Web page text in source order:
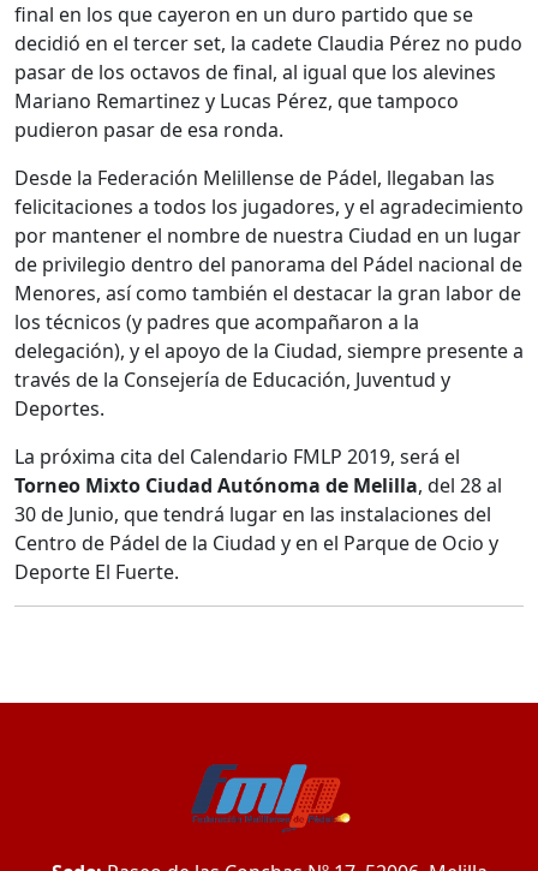
final en los que cayeron en un duro partido que se
decidió en el tercer set, la cadete Claudia Pérez no pudo
pasar de los octavos de final, al igual que los alevines
Mariano Remartinez y Lucas Pérez, que tampoco
pudieron pasar de esa ronda.
Desde la Federación Melillense de Pádel, llegaban las
felicitaciones a todos los jugadores, y el agradecimiento
por mantener el nombre de nuestra Ciudad en un lugar
de privilegio dentro del panorama del Pádel nacional de
Menores, así como también el destacar la gran labor de
los técnicos (y padres que acompañaron a la
delegación), y el apoyo de la Ciudad, siempre presente a
través de la Consejería de Educación, Juventud y
Deportes.
La próxima cita del Calendario FMLP 2019, será el
Torneo Mixto Ciudad Autónoma de Melilla, del 28 al
30 de Junio, que tendrá lugar en las instalaciones del
Centro de Pádel de la Ciudad y en el Parque de Ocio y
Deporte El Fuerte.